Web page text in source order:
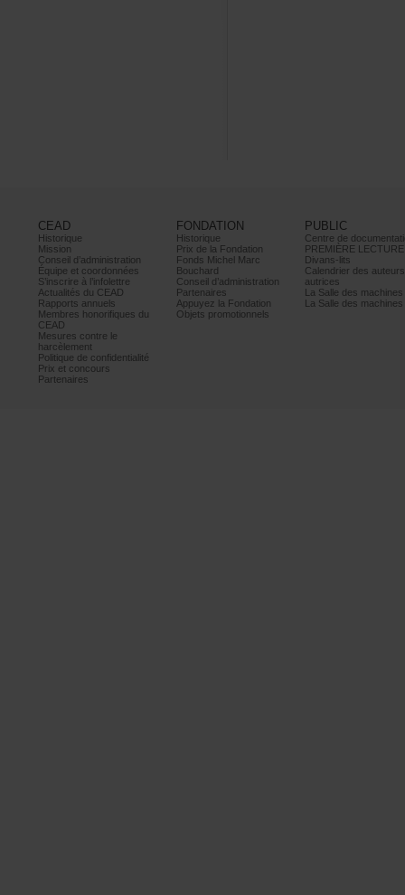
CEAD
Historique
Mission
Conseild’administration
Équipeetcoordonnées
S’inscrireàl’infolettre
ActualitésduCEAD
Rapportsannuels
Membreshonorifiquesdu
CEAD
Mesurescontrele
harcèlement
Politiquedeconfidentialité
Prixetconcours
Partenaires
FONDATION
Historique
PrixdelaFondation
FondsMichelMarc
Bouchard
Conseild’administration
Partenaires
AppuyezlaFondation
Objetspromotionnels
PUBLIC
PREMIÈRELECTURE
Divans-lits
autrices